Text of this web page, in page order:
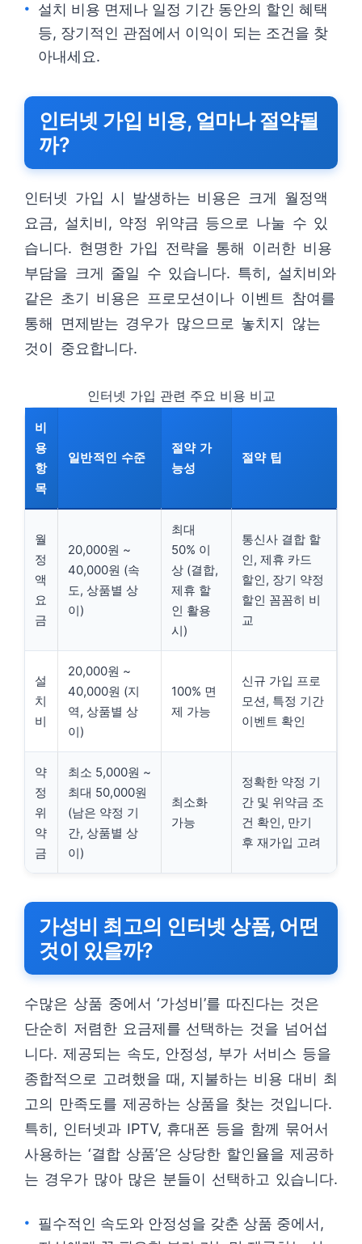
설치 비용 면제나 일정 기간 동안의 할인 혜택
등, 장기적인 관점에서 이익이 되는 조건을 찾
아내세요.
인터넷 가입 비용, 얼마나 절약될
까?
인터넷 가입 시 발생하는 비용은 크게 월정액
요금, 설치비, 약정 위약금 등으로 나눌 수 있
습니다. 현명한 가입 전략을 통해 이러한 비용
부담을 크게 줄일 수 있습니다. 특히, 설치비와
같은 초기 비용은 프로모션이나 이벤트 참여를
통해 면제받는 경우가 많으므로 놓치지 않는
것이 중요합니다.
인터넷 가입 관련 주요 비용 비교
비
용
항
목
일반적인 수준
절약 가
능성
절약 팁
월
정
액
요
금
20,000원 ~
40,000원 (속
도, 상품별 상
이)
최대
50% 이
상 (결합,
제휴 할
인 활용
시)
통신사 결합 할
인, 제휴 카드
할인, 장기 약정
할인 꼼꼼히 비
교
설
치
비
20,000원 ~
40,000원 (지
역, 상품별 상
이)
100% 면
제 가능
신규 가입 프로
모션, 특정 기간
이벤트 확인
약
정
위
약
금
최소 5,000원 ~
최대 50,000원
(남은 약정 기
간, 상품별 상
이)
최소화
가능
정확한 약정 기
간 및 위약금 조
건 확인, 만기
후 재가입 고려
가성비 최고의 인터넷 상품, 어떤
것이 있을까?
수많은 상품 중에서 ‘가성비’를 따진다는 것은
단순히 저렴한 요금제를 선택하는 것을 넘어섭
니다. 제공되는 속도, 안정성, 부가 서비스 등을
종합적으로 고려했을 때, 지불하는 비용 대비 최
고의 만족도를 제공하는 상품을 찾는 것입니다.
특히, 인터넷과 IPTV, 휴대폰 등을 함께 묶어서
사용하는 ‘결합 상품’은 상당한 할인율을 제공하
는 경우가 많아 많은 분들이 선택하고 있습니다.
필수적인 속도와 안정성을 갖춘 상품 중에서,